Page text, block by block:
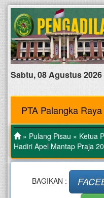
Sabtu, 08 Agustus 2026
PTA Palangka Raya
» Pulang Pisau » Ketua
Hadiri Apel Mantap Praja
BAGIKAN :